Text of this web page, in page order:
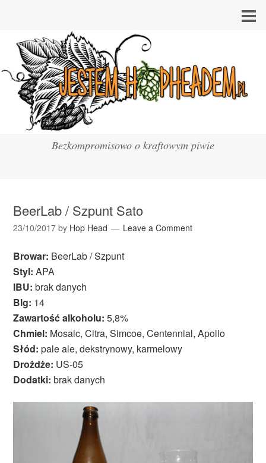
Bezkompromisowo o kraftowym piwie
BeerLab / Szpunt Sato
23/10/2017 by Hop Head Leave a Comment
Browar: BeerLab / Szpunt
Styl: APA
IBU: brak danych
Blg: 14
Zawartość alkoholu: 5,8%
Chmiel: Mosaic, Citra, Simcoe, Centennial, Apollo
Słód: pale ale, dekstrynowy, karmelowy
Drożdże: US-05
Dodatki: brak danych